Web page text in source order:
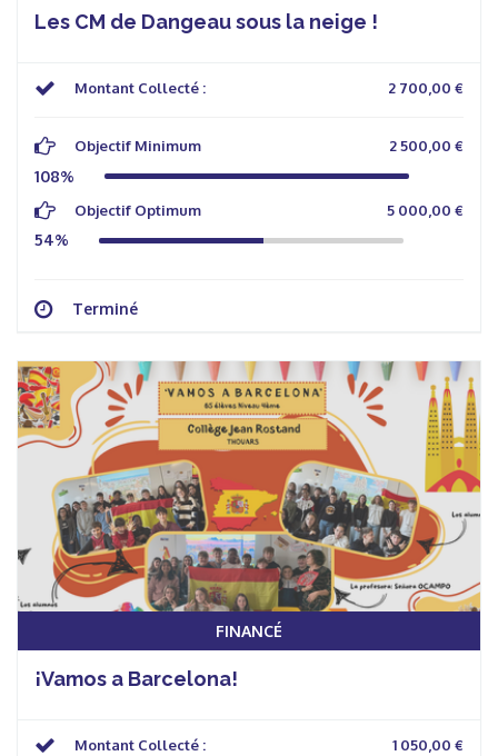
Les CM de Dangeau sous la neige !
Montant Collecté : 2 700,00 €
Objectif Minimum 2 500,00 €
108%
Objectif Optimum 5 000,00 €
54%
Terminé
FINANCÉ
¡Vamos a Barcelona!
Montant Collecté : 1 050,00 €